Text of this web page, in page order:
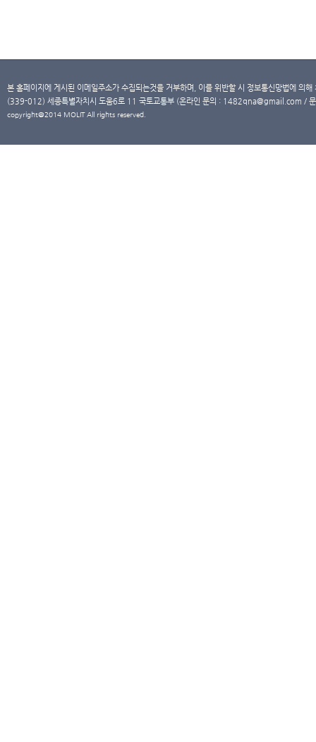
본 홈페이지에 게시된 이메일주소가 수집되는것을 거부하며, 이를 위반할 시 정보통신망법에 의
(339-012) 세종특별자치시 도움6로 11 국토교통부 (온라인 문의 : 1482qna@gmail.com /
copyright@2014 MOLIT All rights reserved.